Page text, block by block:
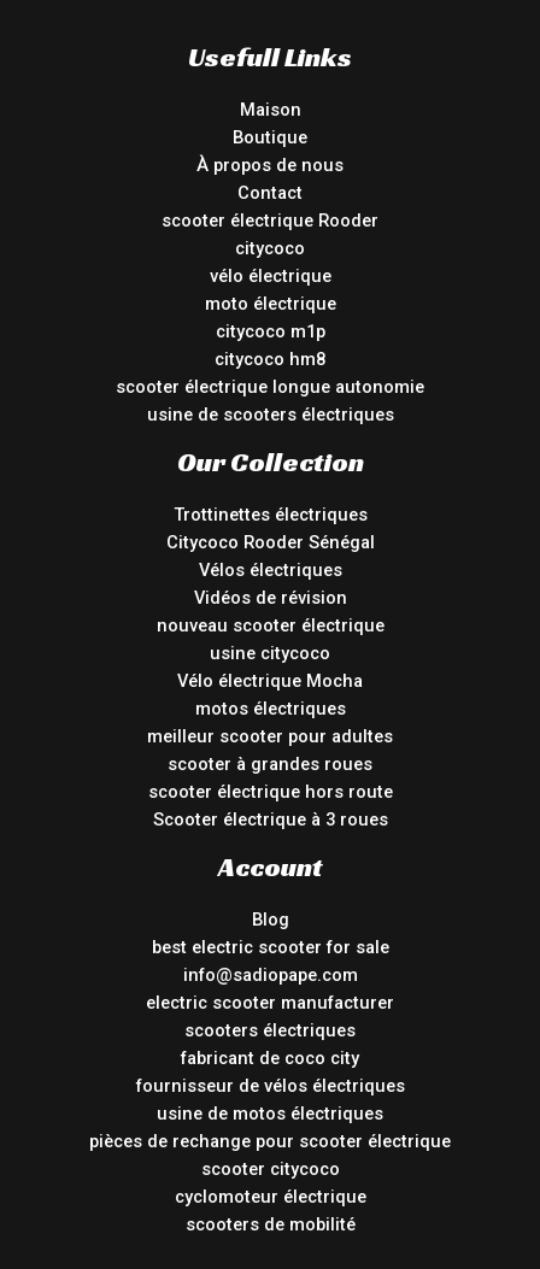
Usefull Links
Maison
Boutique
À propos de nous
Contact
scooter électrique Rooder
citycoco
vélo électrique
moto électrique
citycoco m1p
citycoco hm8
scooter électrique longue autonomie
usine de scooters électriques
Our Collection
Trottinettes électriques
Citycoco Rooder Sénégal
Vélos électriques
Vidéos de révision
nouveau scooter électrique
usine citycoco
Vélo électrique Mocha
motos électriques
meilleur scooter pour adultes
scooter à grandes roues
scooter électrique hors route
Scooter électrique à 3 roues
Account
Blog
best electric scooter for sale
info@sadiopape.com
electric scooter manufacturer
scooters électriques
fabricant de coco city
fournisseur de vélos électriques
usine de motos électriques
pièces de rechange pour scooter électrique
scooter citycoco
cyclomoteur électrique
scooters de mobilité